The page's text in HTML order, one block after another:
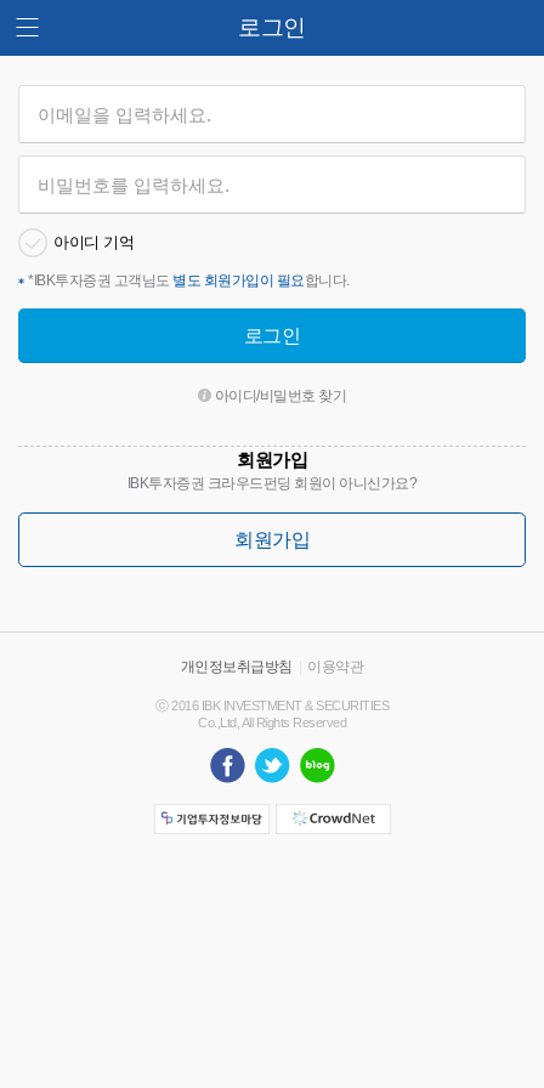
로그인
아이디 기억
*IBK투자증권 고객님도 별도 회원가입이 필요합니다.
로그인
아이디/비밀번호 찾기
회원가입
IBK투자증권 크라우드펀딩 회원이 아니신가요?
회원가입
개인정보취급방침 이용약관
ⓒ 2016 IBK INVESTMENT & SECURITIES
Co.,Ltd, All Rights Reserved